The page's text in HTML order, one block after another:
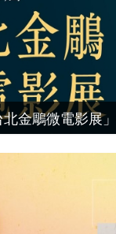
北金鵰微電影展
6日 （星期一）